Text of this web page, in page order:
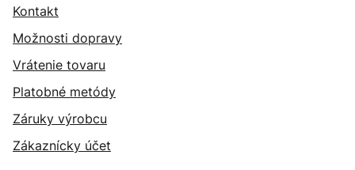
Kontakt
Možnosti dopravy
Vrátenie tovaru
Platobné metódy
Záruky výrobcu
Zákaznícky účet